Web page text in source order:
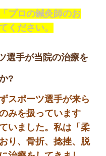
プロの鍼灸師のお
ください。
選手が当院の治療を
?
スポーツ選手が来ら
みを扱っています
いました。私は「柔
り、骨折、捻挫、脱